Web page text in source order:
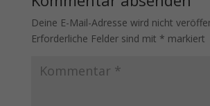
Deine E-Mail-Adresse wird nicht
Erforderliche Felder sind mit * markiert